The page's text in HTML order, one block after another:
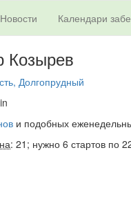
Новости Календари
Козырев
Долгопрудный
и подобных
: 21; нужно 6 стартов по